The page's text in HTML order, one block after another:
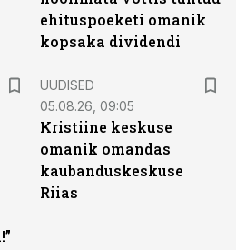
ehituspoeketi omanik
kopsaka dividendi
UUDISED
05.08.26, 09:05
Kristiine keskuse
omanik omandas
kaubanduskeskuse
Riias